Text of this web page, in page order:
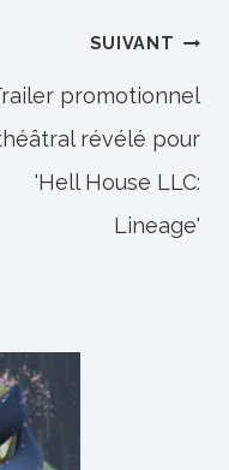
SUIVANT
promotionnel
révélé pour
'Hell House LLC:
Lineage'